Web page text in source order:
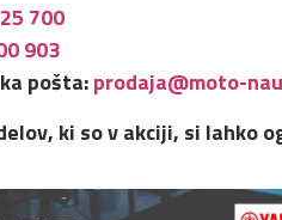
700
903
pošta:prodaja@moto-
ki so v akciji, si lahko